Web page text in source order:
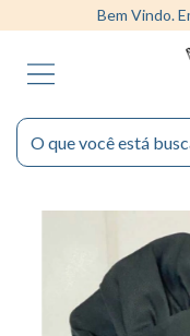
Bem Vindo.